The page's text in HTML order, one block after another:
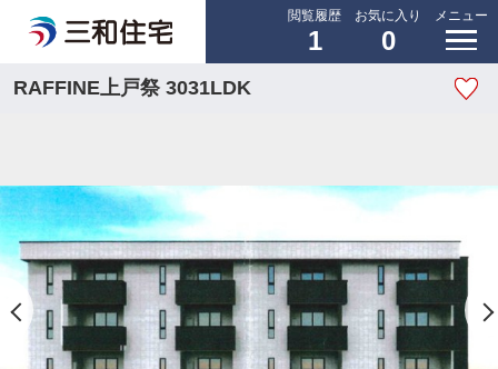
閲覧履歴
1
お気に入り
0
メニュー
RAFFINE上戸祭 3031LDK